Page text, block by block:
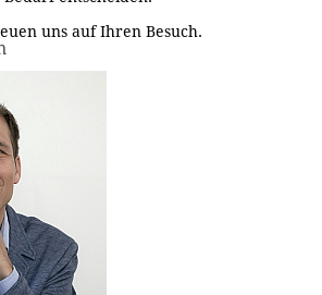
uns auf Ihren Besuch.